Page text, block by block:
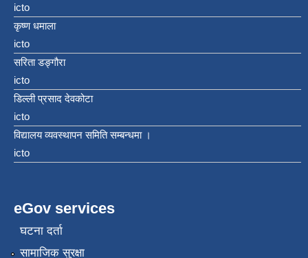
icto
कृष्ण धमाला
icto
सरिता डङ्गौरा
icto
डिल्ली प्रसाद देवकोटा
icto
विद्यालय व्यवस्थापन समिति सम्बन्धमा ।
icto
eGov services
घटना दर्ता
सामाजिक सुरक्षा